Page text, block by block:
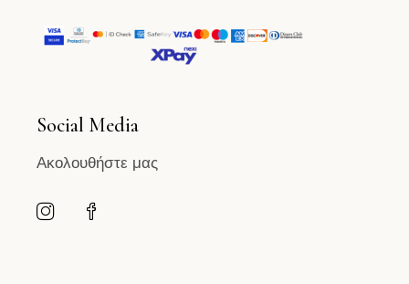
Social Media
Ακολουθήστε μας